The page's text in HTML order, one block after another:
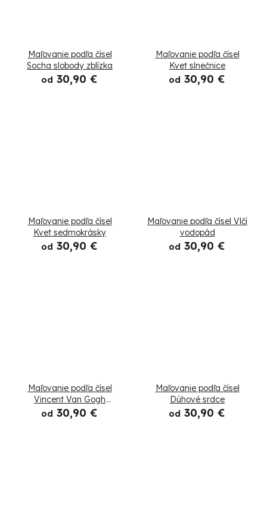
Maľovanie podľa čísel
Socha slobody zblízka
od 30,90 €
Maľovanie podľa čísel
Kvet slnečnice
od 30,90 €
Maľovanie podľa čísel
Kvet sedmokrásky
od 30,90 €
Maľovanie podľa čísel Vlčí
vodopád
od 30,90 €
Maľovanie podľa čísel
Vincent Van Gogh
Hviezdna noc v srdci
od 30,90 €
Maľovanie podľa čísel
Dúhové srdce
od 30,90 €